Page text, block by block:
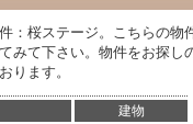
：桜ステージ。こちらの物
みて下さい。物件をお探し
ります。
建物